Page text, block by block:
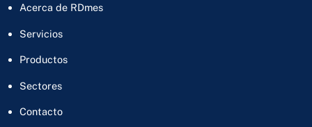
Acerca de RDmes
Servicios
Productos
Sectores
Contacto